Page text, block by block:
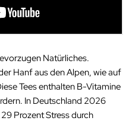
Natürliches.
Hanf aus den Alpen, wie auf
Tees enthalten B-Vitamine
In Deutschland 2026
Prozent Stress durch